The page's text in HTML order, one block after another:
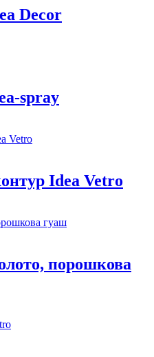
Decor
spray
Idea Vetro
порошкова